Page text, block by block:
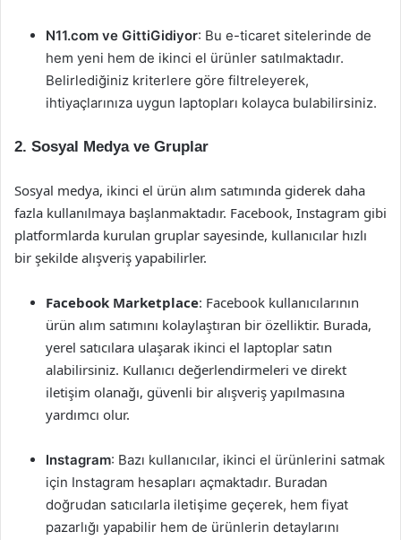
N11.com ve GittiGidiyor: Bu e-ticaret sitelerinde de
hem yeni hem de ikinci el ürünler satılmaktadır.
Belirlediğiniz kriterlere göre filtreleyerek,
ihtiyaçlarınıza uygun laptopları kolayca bulabilirsiniz.
2. Sosyal Medya ve Gruplar
Sosyal medya, ikinci el ürün alım satımında giderek daha
fazla kullanılmaya başlanmaktadır. Facebook, Instagram gibi
platformlarda kurulan gruplar sayesinde, kullanıcılar hızlı
bir şekilde alışveriş yapabilirler.
Facebook Marketplace: Facebook kullanıcılarının
ürün alım satımını kolaylaştıran bir özelliktir. Burada,
yerel satıcılara ulaşarak ikinci el laptoplar satın
alabilirsiniz. Kullanıcı değerlendirmeleri ve direkt
iletişim olanağı, güvenli bir alışveriş yapılmasına
yardımcı olur.
Instagram: Bazı kullanıcılar, ikinci el ürünlerini satmak
için Instagram hesapları açmaktadır. Buradan
doğrudan satıcılarla iletişime geçerek, hem fiyat
pazarlığı yapabilir hem de ürünlerin detaylarını